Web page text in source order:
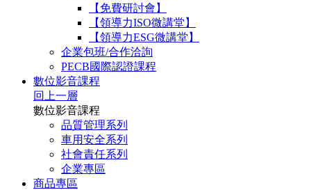
【免費研討會】
【領導力ISO微講堂】
【領導力ESG微講堂】
企業包班/合作洽詢
PECB國際認證課程
數位影音課程
回上一層
數位影音課程
品質管理系列
車用安全系列
社會責任系列
企業專區
商品專區